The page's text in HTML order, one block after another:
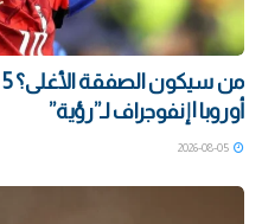
أوروبا | إنفوجراف لـ”رؤية”